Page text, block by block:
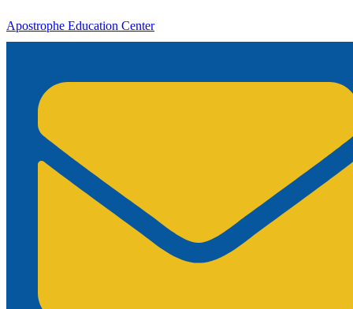
Apostrophe Education Center